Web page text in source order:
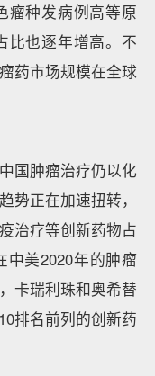
瘤种发病例高等原
比也逐年增高。不
药市场规模在全球
国肿瘤治疗仍以化
势正在加速扭转，
治疗等创新药物占
中美2020年的肿瘤
卡瑞利珠和奥希替
排名前列的创新药